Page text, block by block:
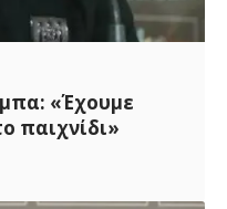
«Έχουμε
παιχνίδι»